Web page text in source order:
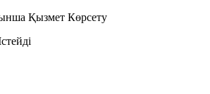
Қызмет Көрсету